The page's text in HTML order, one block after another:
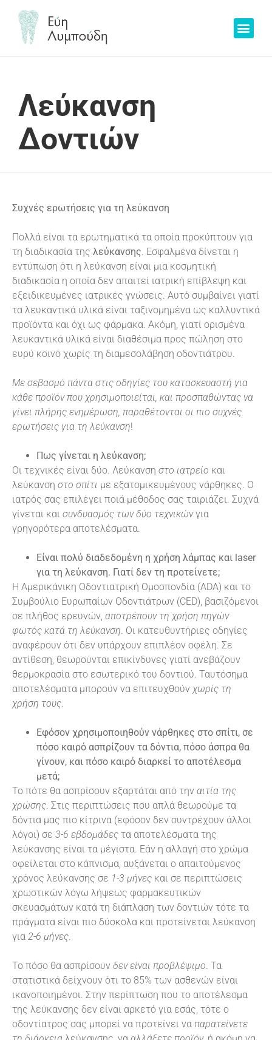
Λεύκανση
Δοντιών
Συχνές ερωτήσεις για τη λεύκανση
Πολλά είναι τα ερωτηματικά τα οποία προκύπτουν για
τη διαδικασία της λεύκανσης . Εσφαλμένα δίνεται η
εντύπωση ότι η λεύκανση είναι μια κοσμητική
διαδικασία η οποία δεν απαιτεί ιατρική επίβλεψη και
εξειδικευμένες ιατρικές γνώσεις. Αυτό συμβαίνει γιατί
τα λευκαντικά υλικά είναι ταξινομημένα ως καλλυντικά
προϊόντα και όχι ως φάρμακα. Ακόμη, γιατί ορισμένα
λευκαντικά υλικά είναι διαθέσιμα προς πώληση στο
ευρύ κοινό χωρίς τη διαμεσολάβηση οδοντιάτρου.
Με σεβασμό πάντα στις οδηγίες του κατασκευαστή για
κάθε προϊόν που χρησιμοποιείται, και προσπαθώντας να
γίνει πλήρης ενημέρωση, παραθέτονται οι πιο συχνές
ερωτήσεις για τη λεύκανση!
Πως γίνεται η λεύκανση;
Οι τεχνικές είναι δύο. Λεύκανση στο ιατρείο και
λεύκανση στο σπίτι με εξατομικευμένους νάρθηκες. Ο
ιατρός σας επιλέγει ποιά μέθοδος σας ταιριάζει. Συχνά
γίνεται και συνδυασμός των δύο τεχνικώνγια
γρηγορότερα αποτελέσματα.
Είναι πολύ διαδεδομένη η χρήση λάμπας και laser
για τη λεύκανση. Γιατί δεν τη προτείνετε;
Η Αμερικάνικη Οδοντιατρική Ομοσπονδία (ADA) και το
Συμβούλιο Ευρωπαίων Οδοντιάτρων (CED), βασιζόμενοι
σε πλήθος ερευνών, αποτρέπουν τη χρήση πηγών
φωτός κατά τη λεύκανση . Οι κατευθυντήριες οδηγίες
αναφέρουν ότι δεν υπάρχουν επιπλέον οφέλη. Σε
αντίθεση, θεωρούνται επικίνδυνες γιατί ανεβάζουν
θερμοκρασία στο εσωτερικό του δοντιού. Ταυτόσημα
αποτελέσματα μπορούν να επιτευχθούν χωρίς τη
χρήση τους
Εφόσον χρησιμοποιηθούν νάρθηκες στο σπίτι, σε
πόσο καιρό ασπρίζουν τα δόντια, πόσο άσπρα θα
γίνουν, και πόσο καιρό διαρκεί το αποτέλεσμα
μετά;
Το πότε θα ασπρίσουν εξαρτάται από την αιτία της
χρώσης . Στις περιπτώσεις που απλά θεωρούμε τα
δόντια μας πιο κίτρινα (εφόσον δεν συντρέχουν άλλοι
λόγοι) σε 3-6 εβδομάδες τα αποτελέσματα της
λεύκανσης είναι τα μέγιστα. Εάν η αλλαγή στο χρώμα
οφείλεται στο κάπνισμα, αυξάνεται ο απαιτούμενος
χρόνος λεύκανσης σε 1-3 μήνες και σε περιπτώσεις
χρωστικών λόγω λήψεως φαρμακευτικών
σκευασμάτων κατά τη διάπλαση των δοντιών τότε τα
πράγματα είναι πιο δύσκολα και προτείνεται λεύκανση
για 2-6 μήνες
Το πόσο θα ασπρίσουν δεν είναι προβλέψιμο . Τα
στατιστικά δείχνουν ότι το 85% των ασθενών είναι
ικανοποιημένοι. Στην περίπτωση που το αποτέλεσμα
της λεύκανσης δεν είναι αρκετό για εσάς, τότε ο
οδοντίατρος σας μπορεί να προτείνει να παρατείνετε